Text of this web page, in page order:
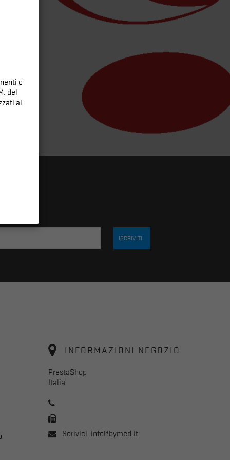
INFORMAZIONI NEGOZIO
PrestaShop
Italia
Scrivici: info@bymed.it
o
del
al